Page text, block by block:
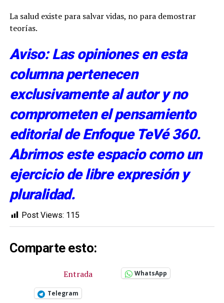
La salud existe para salvar vidas, no para demostrar
teorías.
Aviso: Las opiniones en esta
columna pertenecen
exclusivamente al autor y no
comprometen el pensamiento
editorial de Enfoque TeVé 360.
Abrimos este espacio como un
ejercicio de libre expresión y
pluralidad.
Post Views: 115
Comparte esto:
Entrada WhatsApp
Telegram